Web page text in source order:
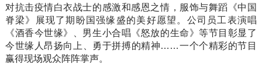
对抗击疫情白衣战士的感激和感恩之情，服饰与舞蹈《中国
脊梁》展现了期盼国强缘盛的美好愿望。公司员工表演唱
《酒香今世缘》、男生小合唱《怒放的生命》等节目彰显了
今世缘人昂扬向上、勇于拼搏的精神……一个个精彩的节目
赢得现场观众阵阵掌声。